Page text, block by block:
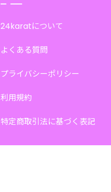
24karatについて
よくある質問
プライバシーポリシー
利用規約
特定商取引法に基づく表記